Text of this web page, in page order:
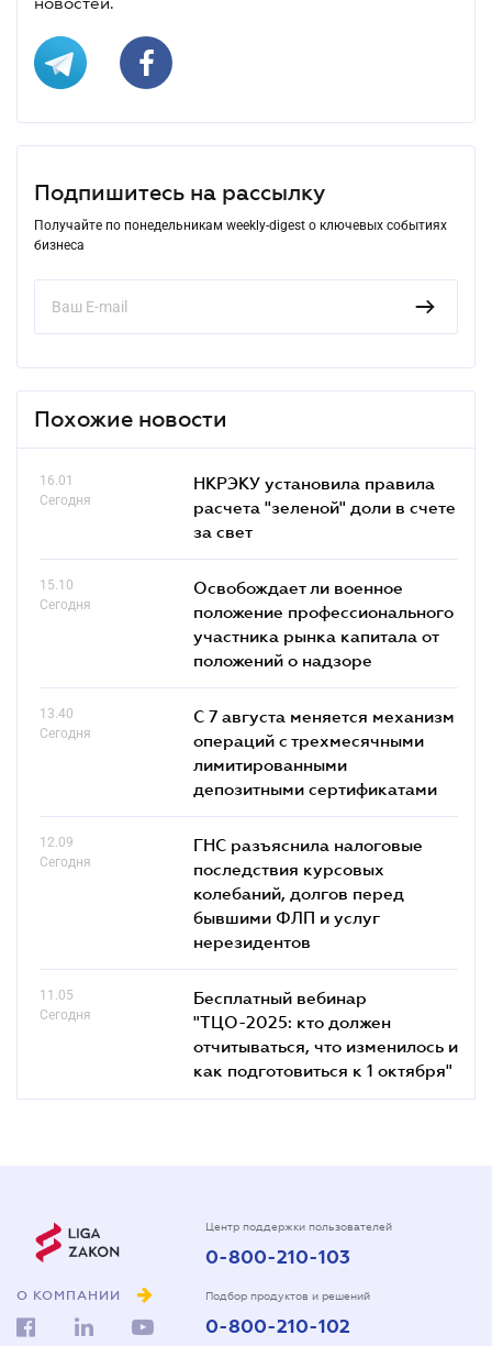
Подпишитесь на рассылку
Получайте по понедельникам weekly-digest о ключевых событиях
бизнеса
Похожие новости
16.01
Сегодня
НКРЭКУ установила правила
расчета "зеленой" доли в счете
за свет
15.10
Сегодня
Освобождает ли военное
положение профессионального
участника рынка капитала от
положений о надзоре
13.40
Сегодня
С 7 августа меняется механизм
операций с трехмесячными
лимитированными
депозитными сертификатами
12.09
Сегодня
ГНС разъяснила налоговые
последствия курсовых
колебаний, долгов перед
бывшими ФЛП и услуг
нерезидентов
11.05
Сегодня
Бесплатный вебинар
"ТЦО-2025: кто должен
отчитываться, что изменилось и
как подготовиться к 1 октября"
О КОМПАНИИ
Центр поддержки пользователей
0-800-210-103
Подбор продуктов и решений
0-800-210-102